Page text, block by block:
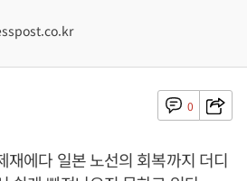
0
재에다 일본 노선의 회복까지 더디